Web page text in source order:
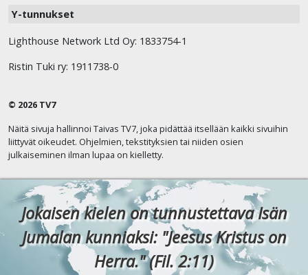
Y-tunnukset
Lighthouse Network Ltd Oy: 1833754-1
Ristin Tuki ry: 1911738-0
© 2026 TV7
Näitä sivuja hallinnoi Taivas TV7, joka pidättää itsellään kaikki sivuihin
liittyvät oikeudet. Ohjelmien, tekstityksien tai niiden osien
julkaiseminen ilman lupaa on kielletty.
Jokaisen kielen on tunnustettava Isän
Jumalan kunniaksi: "Jeesus Kristus on
Herra." (Fil. 2:11)